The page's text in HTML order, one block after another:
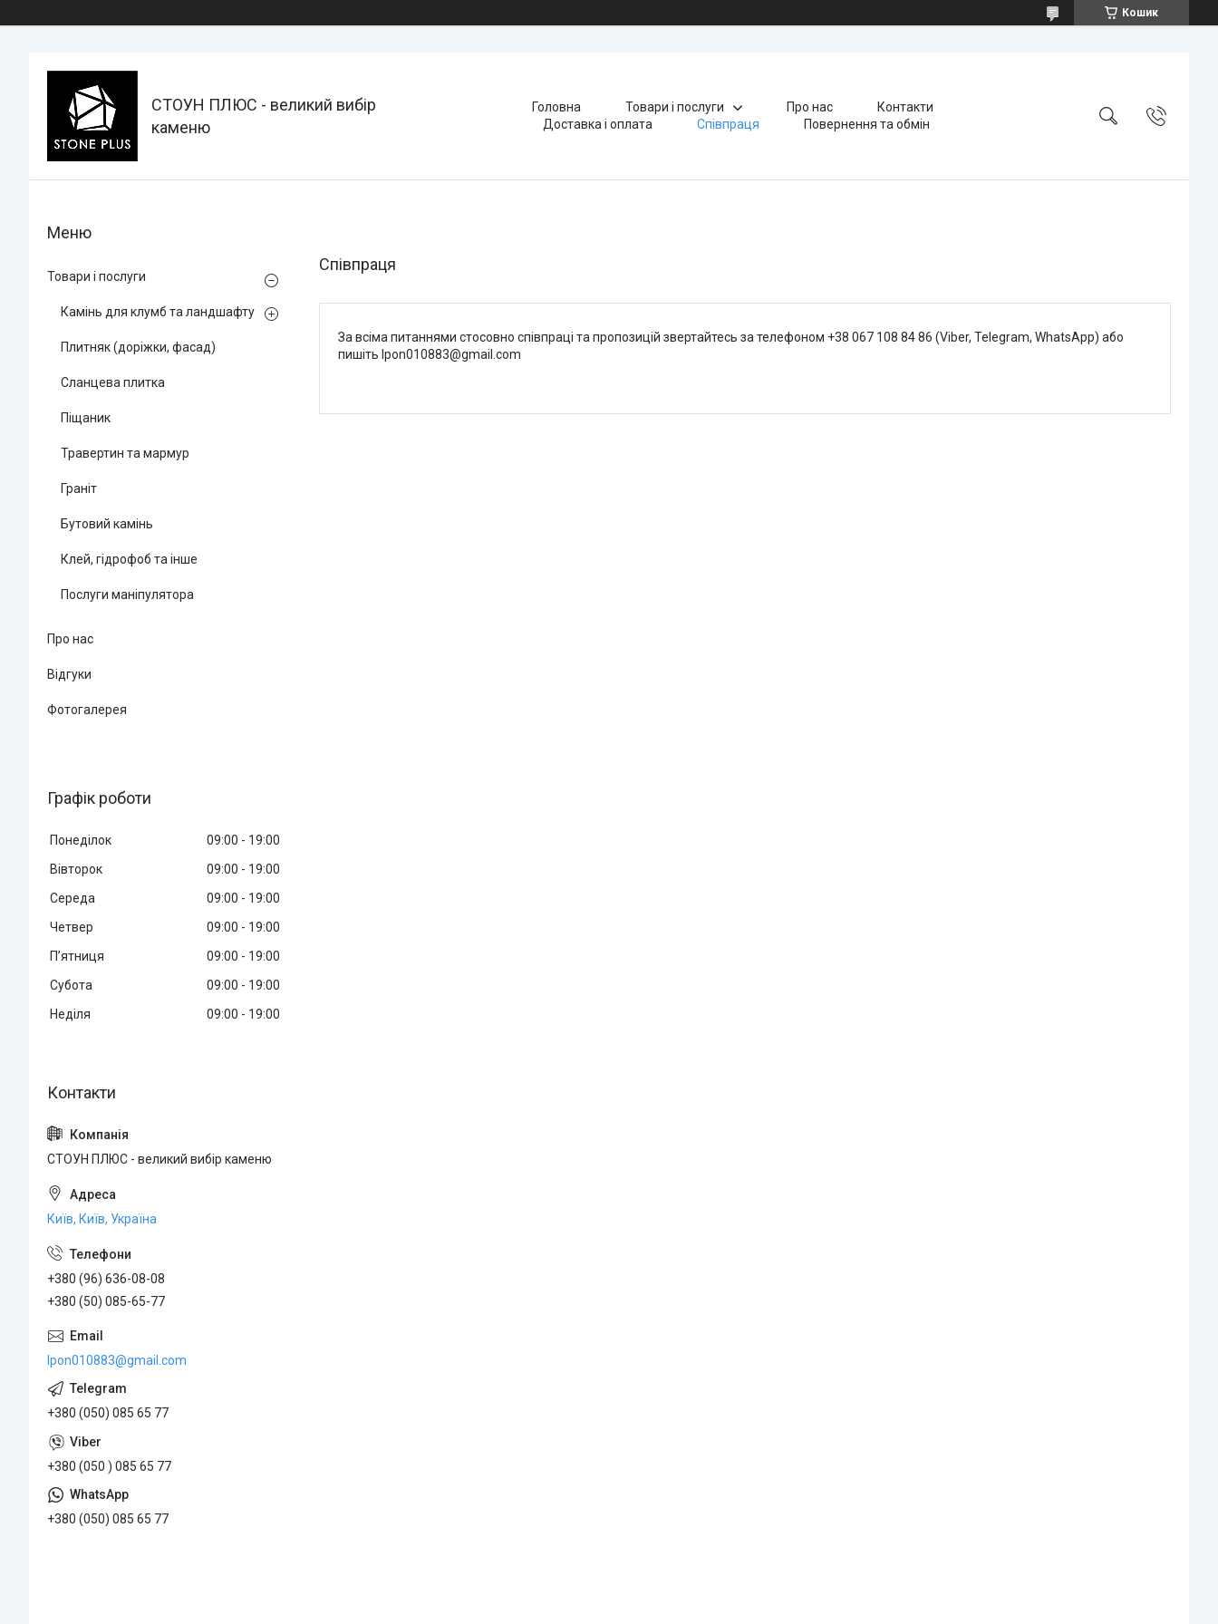
Кошик
СТОУН ПЛЮС - великий вибір
каменю
Головна Товари і послуги Про нас
Контакти
Доставка і оплата
Співпраця Повернення та обмін
Співпраця
За всіма питаннями стосовно співпраці та пропозицій звертайтесь за телефоном +38 067 108 84 86 (Viber, Telegram, WhatsApp) або
пишіть lpon010883@gmail.com
Товари і послуги
Камінь для клумб та ландшафту
Плитняк (доріжки, фасад)
Сланцева плитка
Піщаник
Травертин та мармур
Граніт
Бутовий камінь
Клей, гідрофоб та інше
Послуги маніпулятора
Про нас
Відгуки
Фотогалерея
Графік роботи
Понеділок 09:00
19:00
Вівторок
09:00
19:00
Середа
09:00
19:00
Четвер
09:00
19:00
Пʼятниця
09:00
19:00
Субота
09:00
19:00
Неділя
09:00 19:00
СТОУН ПЛЮС - великий вибір каменю
Київ, Київ, Україна
+380 (96) 636-08-08
+380 (50) 085-65-77
lpon010883@gmail.com
+380 (050) 085 65 77
+380 (050 ) 085 65 77
+380 (050) 085 65 77